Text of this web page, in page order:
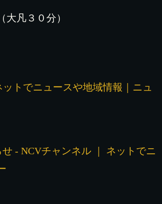
凡３０分）
トでニュースや地域情報｜ニュ
- NCVチャンネル ｜ ネットでニ